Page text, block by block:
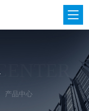
产品中心